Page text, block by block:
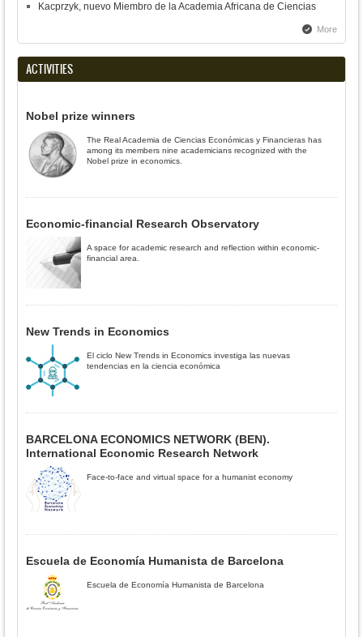
Kacprzyk, nuevo Miembro de la Academia Africana de Ciencias
More
ACTIVITIES
Nobel prize winners
The Real Academia de Ciencias Económicas y Financieras has
among its members nine academicians recognized with the
Nobel prize in economics.
Economic-financial Research Observatory
A space for academic research and reflection within economic-
financial area.
New Trends in Economics
El ciclo New Trends in Economics investiga las nuevas
tendencias en la ciencia económica
BARCELONA ECONOMICS NETWORK (BEN).
International Economic Research Network
Face-to-face and virtual space for a humanist economy
Escuela de Economía Humanista de Barcelona
Escuela de Economía Humanista de Barcelona